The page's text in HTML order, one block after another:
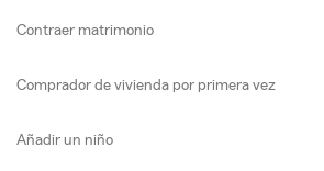
Contraer matrimonio
Comprador de vivienda por primera vez
Añadir un niño